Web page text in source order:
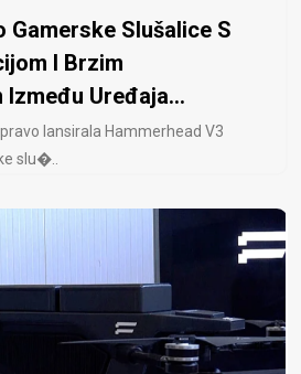
Gamerske Slušalice S
I Brzim
Između Uređaja...
lansirala Hammerhead V3
slu�..